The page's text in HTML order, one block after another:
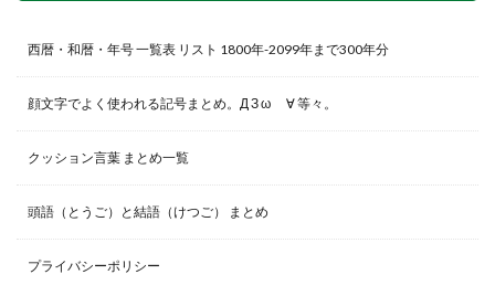
西暦・和暦・年号 一覧表 リスト 1800年-2099年まで300年分
顔文字でよく使われる記号まとめ。Д З ω ゞ∀ 等々。
クッション言葉 まとめ一覧
頭語（とうご）と結語（けつご） まとめ
プライバシーポリシー